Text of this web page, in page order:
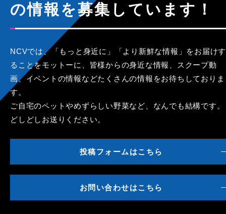
の情報を募集しています！
NCVでは、「もっと身近に」「より新鮮な情報」をお届けす
ることをモットーに、皆様からの身近な情報、スクープ動
画、イベントの情報などたくさんの情報をお待ちしておりま
す。
ご自宅のペットやめずらしい野菜など、なんでも結構です。
どしどしお送りください。
投稿フォームはこちら
お問い合わせはこちら